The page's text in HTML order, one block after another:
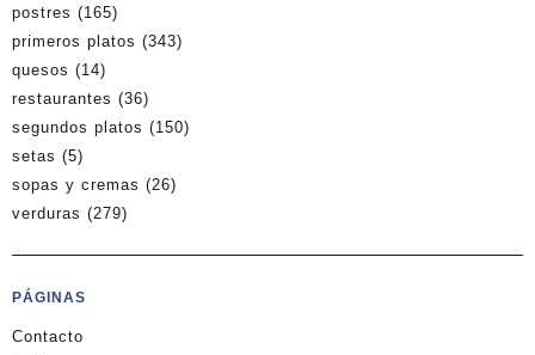
postres (165)
primeros platos (343)
quesos (14)
restaurantes (36)
segundos platos (150)
setas (5)
sopas y cremas (26)
verduras (279)
PÁGINAS
Contacto